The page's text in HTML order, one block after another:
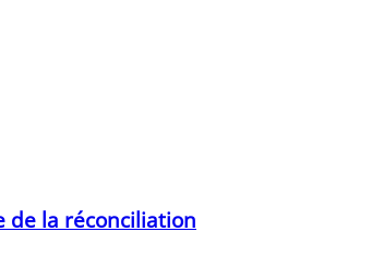
de la réconciliation